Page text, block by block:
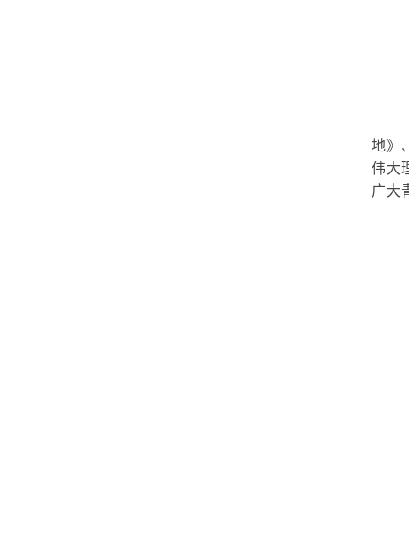
地》
伟大
广大